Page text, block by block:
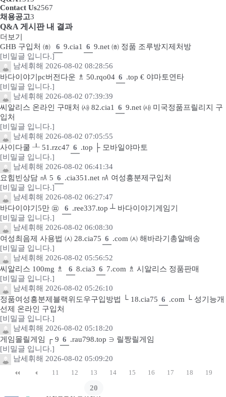
회원서비스
이용안내
Contact Us2567
채용공고3
Q&A 게시판 내 결과
더보기
GHB 구입처 ㈍
6 9.cia1 6 9.net ㈍ 정품 조루방지제처방
[비밀글 입니다.]
남세휘해 2026-08-02 08:28:56
바다이야기pc버전다운 ♗ 50.rqo04 6 .top € 야마토연타
[비밀글 입니다.]
남세휘해 2026-08-02 07:39:39
씨알리스 온라인 구매처 ㈔ 82.cia1
6 9.net ㈔ 미국정품프릴리지 구
입처
[비밀글 입니다.]
남세휘해 2026-08-02 07:05:55
사이다쿨 ┸ 51.rzc47 6 .top ├ 모바일야마토
[비밀글 입니다.]
남세휘해 2026-08-02 06:41:34
요힘빈상담 ㎁ 5 6 .cia351.net ㎁ 여성흥분제구입처
[비밀글 입니다.]
남세휘해 2026-08-02 06:27:47
바다이야기5만 ㉬
6 .ree337.top ┴ 바다이야기게임기
[비밀글 입니다.]
남세휘해 2026-08-02 06:08:30
여성최음제 사용법 ㈆ 28.cia75 6 .com ㈆ 해바라기총알배송
[비밀글 입니다.]
남세휘해 2026-08-02 05:56:52
씨알리스 100mg ♗
6 8.cia3 6 7.com ♗ 시알리스 정품판매
[비밀글 입니다.]
남세휘해 2026-08-02 05:26:10
정품여성흥분제블랙위도우구입방법 └ 18.cia75 6 .com └ 성기능개
선제 온라인 구입처
[비밀글 입니다.]
남세휘해 2026-08-02 05:18:20
게임몰릴게임 ┌ 9 6 .rau798.top ∋ 릴짱릴게임
[비밀글 입니다.]
남세휘해 2026-08-02 05:09:20
11 12 13 14 15 16 17 18 19
20